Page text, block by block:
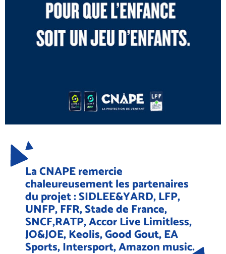
La CNAPE remercie
chaleureusement les partenaires
du projet : SIDLEE&YARD, LFP,
UNFP, FFR, Stade de France,
SNCF,RATP, Accor Live Limitless,
JO&JOE, Keolis, Good Gout, EA
Sports, Intersport, Amazon music.